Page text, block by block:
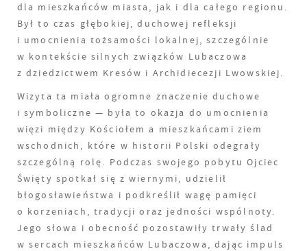
dla mieszkańców miasta, jak i dla całego regionu.
Był to czas głębokiej, duchowej refleksji
i umocnienia tożsamości lokalnej, szczególnie
w kontekście silnych związków Lubaczowa
z dziedzictwem Kresów i Archidiecezji Lwowskiej.
Wizyta ta miała ogromne znaczenie duchowe
i symboliczne — była to okazja do umocnienia
więzi między Kościołem a mieszkańcami ziem
wschodnich, które w historii Polski odegrały
szczególną rolę. Podczas swojego pobytu Ojciec
Święty spotkał się z wiernymi, udzielił
błogosławieństwa i podkreślił wagę pamięci
o korzeniach, tradycji oraz jedności wspólnoty.
Jego słowa i obecność pozostawiły trwały ślad
w sercach mieszkańców Lubaczowa, dając impuls